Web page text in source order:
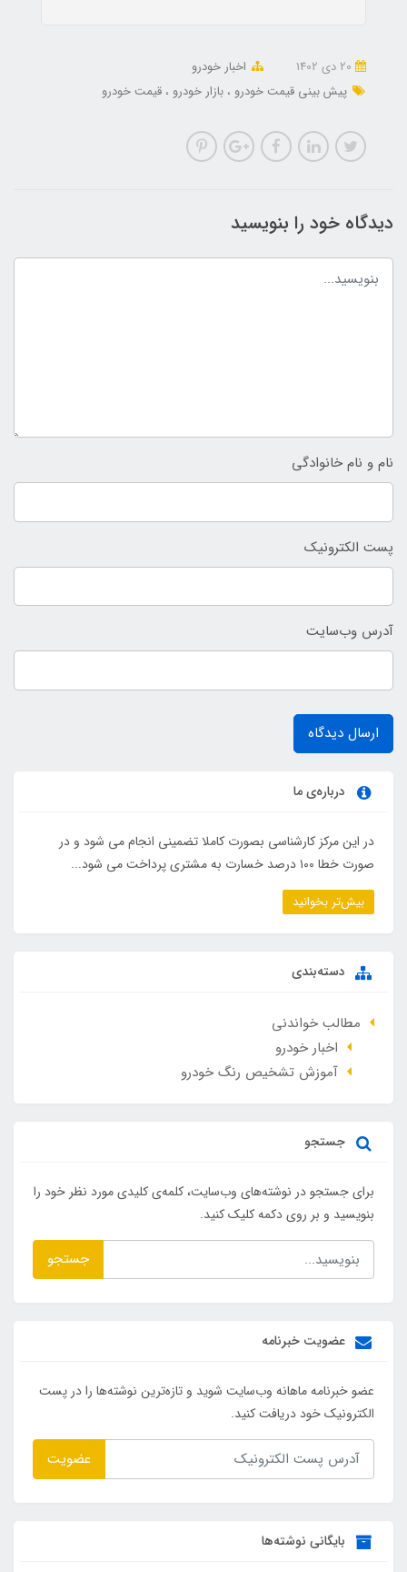
اخبار خودرو
پیش بینی قیمت خودرو
بازار خودرو قیمت خودرو
دیدگاه خود را بنویسید
نام و نام خانوادگی
پست الکترونیک
آدرس وب‌سایت
ارسال دیدگاه
درباره‌ی ما
در این مرکز کارشناسی بصورت کاملا تضمینی انجام می شود و در
صورت خطا ۱۰۰ درصد خسارت به مشتری پرداخت می شود...
بیش‌تر بخوانید
دسته‌بندی
مطالب خواندنی
اخبار خودرو
آموزش تشخیص رنگ خودرو
جستجو
برای جستجو در نوشته‌های وب‌سایت، کلمه‌ی کلیدی مورد نظر خود را
بنویسید و بر روی دکمه کلیک کنید.
جستجو
عضویت خبرنامه
عضو خبرنامه ماهانه وب‌سایت شوید و تازه‌ترین نوشته‌ها را در پست
الکترونیک خود دریافت کنید.
عضویت
بایگانی نوشته‌ها